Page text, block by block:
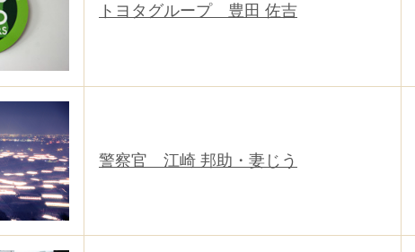
トヨタグループ 豊田 佐吉
警察官 江崎 邦助・妻じう